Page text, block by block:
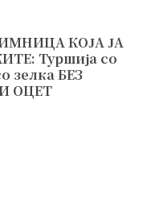
КОЈА ЈА
Туршија со
зелка БЕЗ
ОЦЕТ